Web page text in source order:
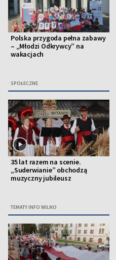
Polska przygoda pełna zabawy
– „Młodzi Odkrywcy” na
wakacjach
SPOŁECZNE
35 lat razem na scenie.
„Suderwianie” obchodzą
muzyczny jubileusz
TEMATY INFO WILNO